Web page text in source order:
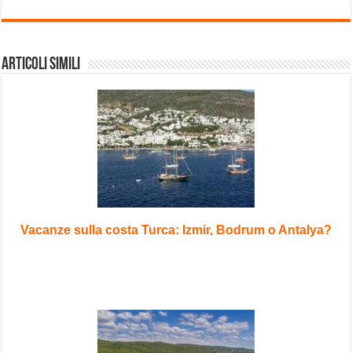
Articoli Simili
Vacanze sulla costa Turca: Izmir, Bodrum o Antalya?